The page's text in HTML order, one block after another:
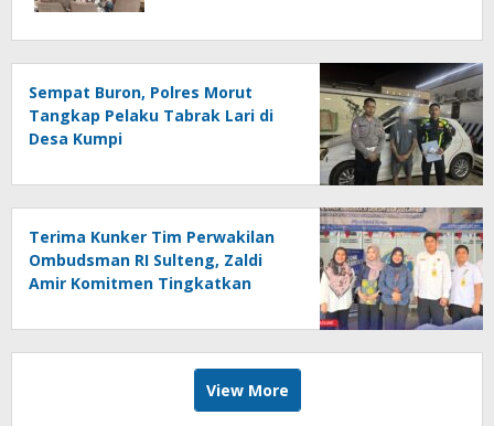
Sempat Buron, Polres Morut
Tangkap Pelaku Tabrak Lari di
Desa Kumpi
Terima Kunker Tim Perwakilan
Ombudsman RI Sulteng, Zaldi
Amir Komitmen Tingkatkan
Akuntabel Bebas Mal
Administrasi
View More